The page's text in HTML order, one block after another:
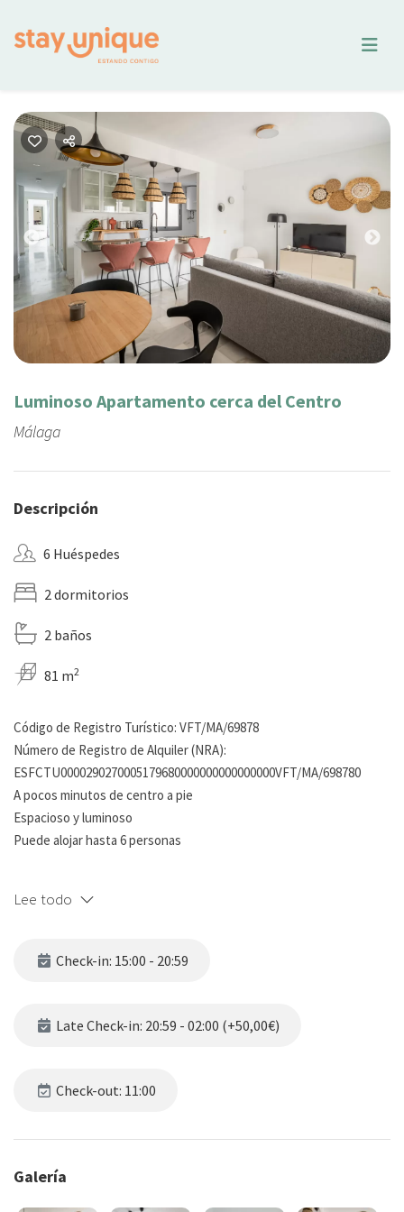
Previous
Luminoso Apartamento cerca del Centro
Málaga
Descripción
6 Huéspedes
2 dormitorios
2 baños
81 m2
Código de Registro Turístico: VFT/MA/69878
Número de Registro de Alquiler (NRA):
ESFCTU0000290270005179680000000000000000VFT/MA/698780
A pocos minutos de centro a pie
Espacioso y luminoso
Puede alojar hasta 6 personas
encantadora ciudad. Con una decoración moderna y espaciosa,
cómoda cama doble en una de las habitaciones, un sofá doble en el
Lee todo
Check-in: 15:00 - 20:59
Late Check-in: 20:59 - 02:00 (+50,00€)
Check-out: 11:00
Galería